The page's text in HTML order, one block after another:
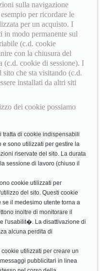
sulla navigazione
per ricordare le
per un acquisto. I
in modo permanente sul
(c.d. cookie
con la chiusura del
(c.d. cookie di sessione). I
sito che sta visitando (c.d.
installati da altri siti
dei cookie possiamo
tratta di cookie indispensabili
e sono utilizzati per gestire la
riservate del sito. La durata
sessione di lavoro (chiuso il
cookie utilizzati per
del sito. Questi cookie
il medesimo utente torna a
inoltre di monitorare il
l'usabilit�. La disattivazione di
alcuna perdita di
utilizzati per creare un
pubblicitari in linea